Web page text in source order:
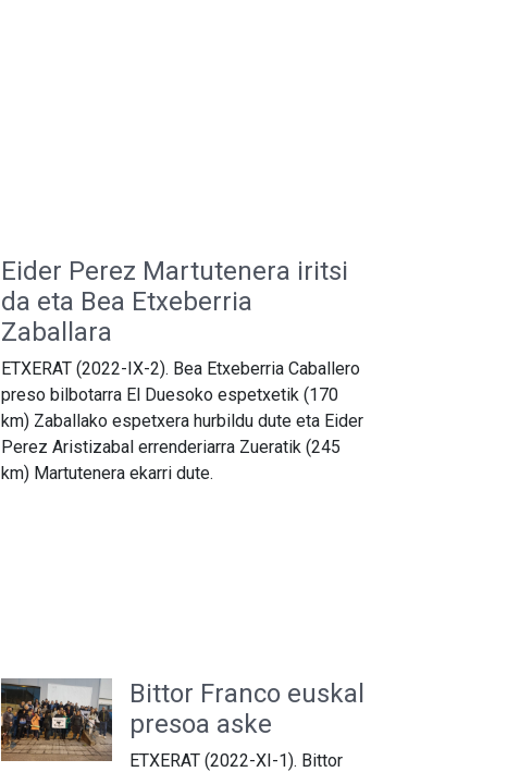
Eider Perez Martutenera iritsi
da eta Bea Etxeberria
Zaballara
ETXERAT (2022-IX-2). Bea Etxeberria Caballero
preso bilbotarra El Duesoko espetxetik (170
km) Zaballako espetxera hurbildu dute eta Eider
Perez Aristizabal errenderiarra Zueratik (245
km) Martutenera ekarri dute.
Bittor Franco euskal
presoa aske
ETXERAT (2022-XI-1). Bittor